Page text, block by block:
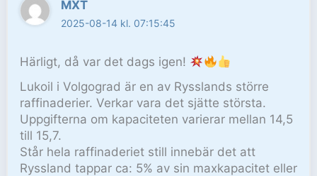
MXT
2025-08-14 kl. 07:15:45
Härligt, då var det dags igen!
Lukoil i Volgograd är en av Rysslands större
raffinaderier. Verkar vara det sjätte största.
Uppgifterna om kapaciteten varierar mellan 14,5
till 15,7.
Står hela raffinaderiet still innebär det att
Ryssland tappar ca: 5% av sin maxkapacitet eller